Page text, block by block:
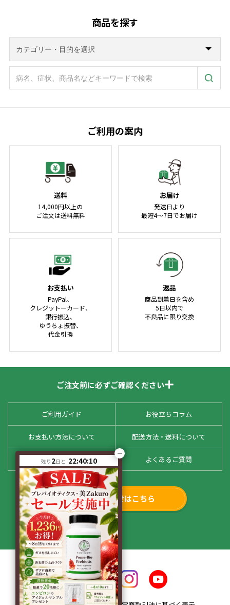
商品を探す
ご利用の案内
送料
14,000円以上の
ご注文は送料無料
お届け
発送日より
最短4～7日でお届け
お支払い
PayPal、
クレジットーカード、
銀行振込、
ゆうちょ振替、
代金引換
返品
商品到着日を含め
5日以内で
不良品に限り交換
ご注文前に必ずご確認ください
ご利用ガイド お役立ちコラム
お支払い方法について 配送方法・送料について
お客様の声 よくあるご質問
お問い合わせはこちら
残り 2日と 22:40:09